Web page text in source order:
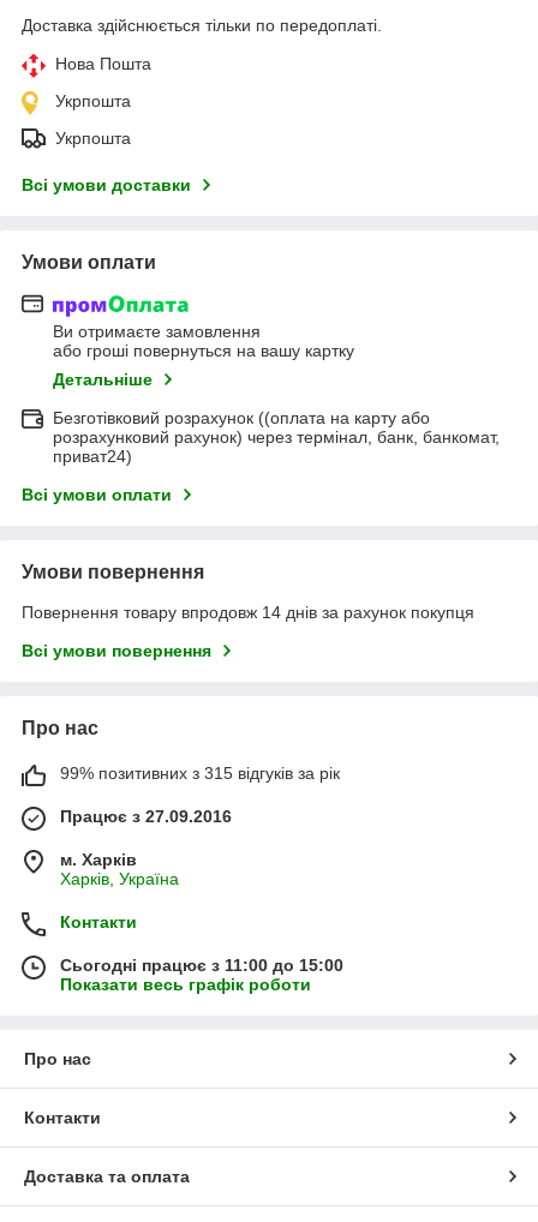
Доставка здійснюється тільки по передоплаті.
Нова Пошта
Укрпошта
Укрпошта
Всі умови доставки
Умови оплати
Ви отримаєте замовлення
або гроші повернуться на вашу картку
Детальніше
Безготівковий розрахунок ((оплата на карту або
розрахунковий рахунок) через термінал, банк, банкомат,
приват24)
Всі умови оплати
Умови повернення
Повернення товару впродовж 14 днів за рахунок покупця
Всі умови повернення
Про нас
99% позитивних з 315 відгуків за рік
Працює з 27.09.2016
м. Харків
Харків, Україна
Контакти
Сьогодні працює з 11:00 до 15:00
Показати весь графік роботи
Про нас
Контакти
Доставка та оплата